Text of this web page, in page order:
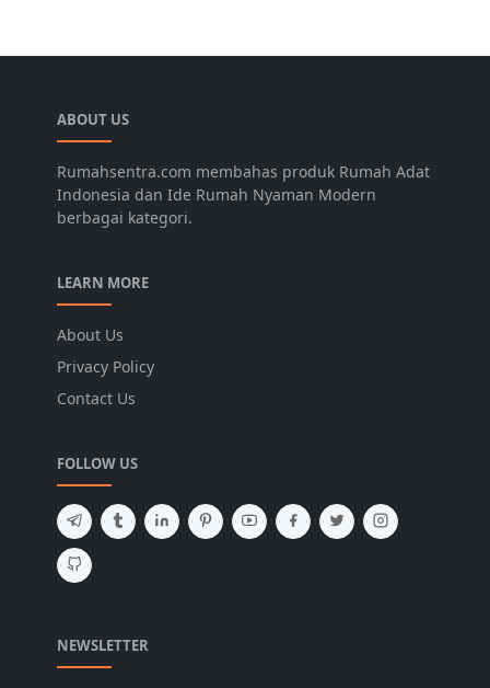
ABOUT US
Rumahsentra.com membahas produk Rumah Adat
Indonesia dan Ide Rumah Nyaman Modern
berbagai kategori.
LEARN MORE
About Us
Privacy Policy
Contact Us
FOLLOW US
NEWSLETTER